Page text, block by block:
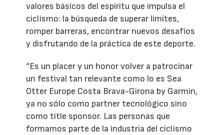
valores básicos del espíritu que impulsa el
ciclismo: la búsqueda de superar límites,
romper barreras, encontrar nuevos desafíos
y disfrutando de la práctica de este deporte.
“Es un placer y un honor volver a patrocinar
un festival tan relevante como lo es Sea
Otter Europe Costa Brava-Girona by Garmin,
ya no sólo como partner tecnológico sino
como title sponsor. Las personas que
formamos parte de la industria del ciclismo